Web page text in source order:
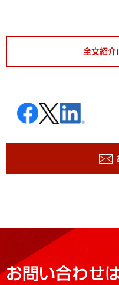
全文紹介
お問い合わせ